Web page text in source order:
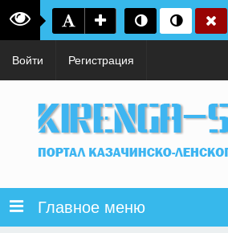
Войти Регистрация
Главное меню